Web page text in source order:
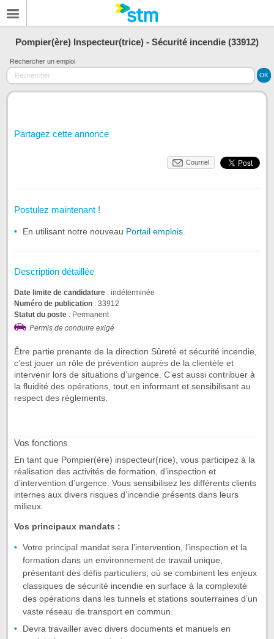
Pompier(ère) Inspecteur(trice) - Sécurité incendie (33912)
Rechercher un emploi
Partagez cette annonce
Courriel
Postulez maintenant !
En utilisant notre nouveau Portail emplois
Description détaillée
Date limite de candidature : indéterminée
Numéro de publication : 33912
Statut du poste : Permanent
Permis de conduire exigé
Être partie prenante de la direction Sûreté et sécurité incendie,
c’est jouer un rôle de prévention auprès de la clientèle et
intervenir lors de situations d’urgence. C’est aussi contribuer à
la fluidité des opérations, tout en informant et sensibilisant au
respect des règlements.
Vos fonctions
En tant que Pompier(ère) inspecteur(rice), vous participez à la
réalisation des activités de formation, d’inspection et
d’intervention d’urgence. Vous sensibilisez les différents clients
internes aux divers risques d’incendie présents dans leurs
milieux.
Vos principaux mandats :
Votre principal mandat sera l’intervention, l’inspection et la
formation dans un environnement de travail unique,
présentant des défis particuliers, où se combinent les enjeux
classiques de sécurité incendie en surface à la complexité
des opérations dans les tunnels et stations souterraines d’un
vaste réseau de transport en commun.
Devra travailler avec divers documents et manuels en